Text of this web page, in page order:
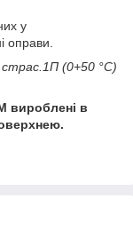
у
оправи.
(0+50 °C)
вироблені в